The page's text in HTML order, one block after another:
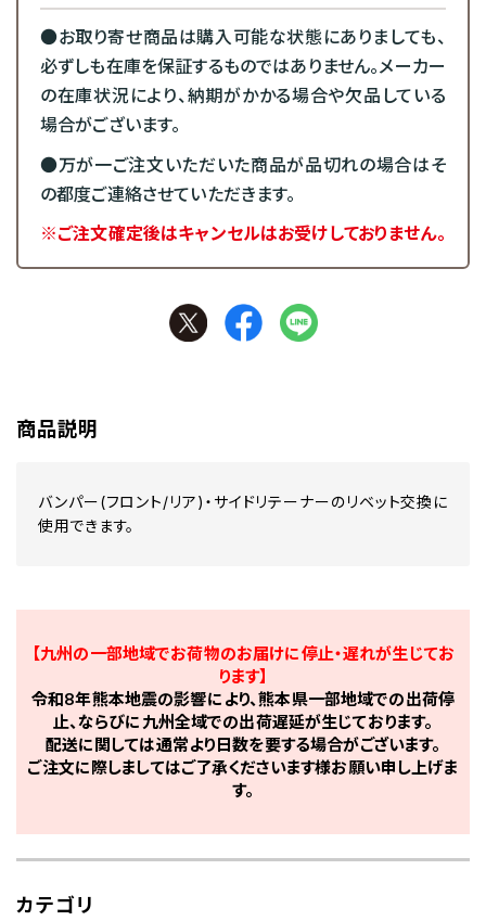
●お取り寄せ商品は購入可能な状態にありましても、
必ずしも在庫を保証するものではありません。メーカー
の在庫状況により、納期がかかる場合や欠品している
場合がございます。
●万が一ご注文いただいた商品が品切れの場合はそ
の都度ご連絡させていただきます。
※ご注文確定後はキャンセルはお受けしておりません。
商品説明
バンパー(フロント/リア)・サイドリテーナーのリベット交換に
使用できます。
【九州の一部地域でお荷物のお届けに停止・遅れが生じてお
ります】
令和8年熊本地震の影響により、熊本県一部地域での出荷停
止、ならびに九州全域での出荷遅延が生じております。
配送に関しては通常より日数を要する場合がございます。
ご注文に際しましてはご了承くださいます様お願い申し上げま
す。
カテゴリ